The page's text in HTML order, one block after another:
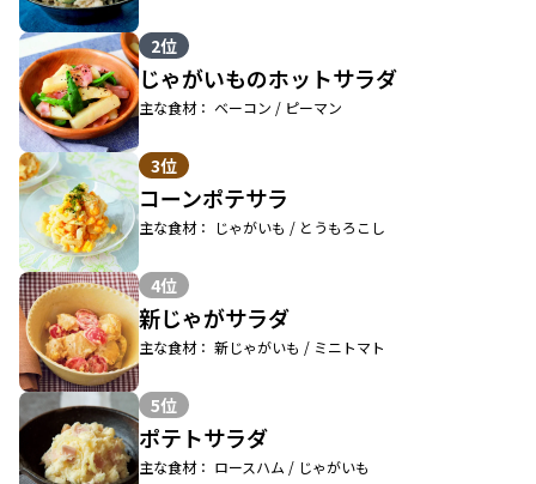
2位
じゃがいものホットサラダ
主な食材： ベーコン / ピーマン
3位
コーンポテサラ
主な食材： じゃがいも / とうもろこし
4位
新じゃがサラダ
主な食材： 新じゃがいも / ミニトマト
5位
ポテトサラダ
主な食材： ロースハム / じゃがいも